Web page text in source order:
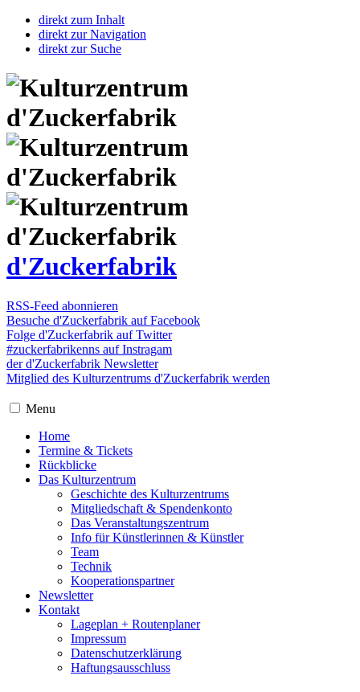
direkt zum Inhalt
direkt zur Navigation
direkt zur Suche
d'Zuckerfabrik
RSS-Feed abonnieren
Besuche d'Zuckerfabrik auf Facebook
Folge d'Zuckerfabrik auf Twitter
#zuckerfabrikenns auf Instragam
der d'Zuckerfabrik Newsletter
Mitglied des Kulturzentrums d'Zuckerfabrik werden
Menu
Home
Termine & Tickets
Rückblicke
Das Kulturzentrum
Geschichte des Kulturzentrums
Mitgliedschaft & Spendenkonto
Das Veranstaltungszentrum
Info für Künstlerinnen & Künstler
Team
Technik
Kooperationspartner
Newsletter
Kontakt
Lageplan + Routenplaner
Impressum
Datenschutzerklärung
Haftungsausschluss